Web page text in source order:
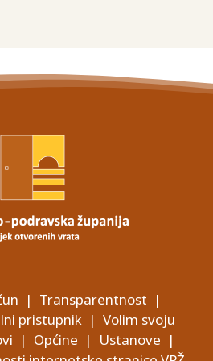
| Transparentnost |
pristupnik| Volim svoju
| Općine | Ustanove |